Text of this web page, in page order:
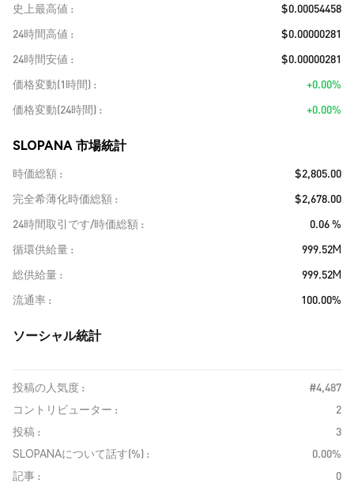
史上最高値
$0.00054458
24時間高値
$0.00000281
24時間安値
$0.00000281
価格変動(1時間)
+0.00%
価格変動(24時間)
+0.00%
SLOPANA 市場統計
時価総額
$2,805.00
完全希薄化時価総額
$2,678.00
24時間取引です/時価総額
0.06 %
循環供給量
999.52M
総供給量
999.52M
流通率
100.00%
ソーシャル統計
投稿の人気度 :
#4,487
コントリビューター :
2
投稿 :
3
SLOPANAについて話す(%) :
0.00%
記事 :
0